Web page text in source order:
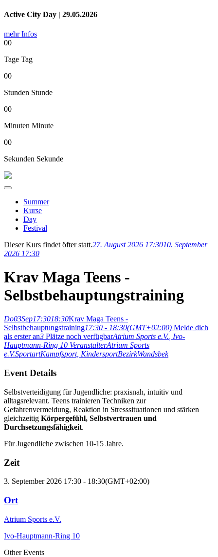
Active City Day | 29.05.2026
mehr Infos
00
Tage Tag
00
Stunden Stunde
00
Minuten Minute
00
Sekunden Sekunde
Summer
Kurse
Day
Festival
Dieser Kurs findet öfter statt.27. August 2026 17:3010. September
2026 17:30
Krav Maga Teens -
Selbstbehauptungstraining
Do03Sep17:3018:30Krav Maga Teens -
Selbstbehauptungstraining17:30 - 18:30(GMT+02:00) Melde dich
als erster an3 Plätze noch verfügbarAtrium Sports e.V., Ivo-
Hauptmann-Ring 10 VeranstalterAtrium Sports
e.V.SportartKampfsport, KindersportBezirkWandsbek
Event Details
Selbstverteidigung für Jugendliche: praxisnah, intuitiv und
alltagsrelevant. Teens trainieren Techniken zur
Gefahrenvermeidung, Reaktion in Stresssituationen und stärken
gleichzeitig Körpergefühl, Selbstvertrauen und
Durchsetzungsfähigkeit.
Für Jugendliche zwischen 10-15 Jahre.
Zeit
3. September 2026 17:30 - 18:30(GMT+02:00)
Ort
Atrium Sports e.V.
Ivo-Hauptmann-Ring 10
Other Events